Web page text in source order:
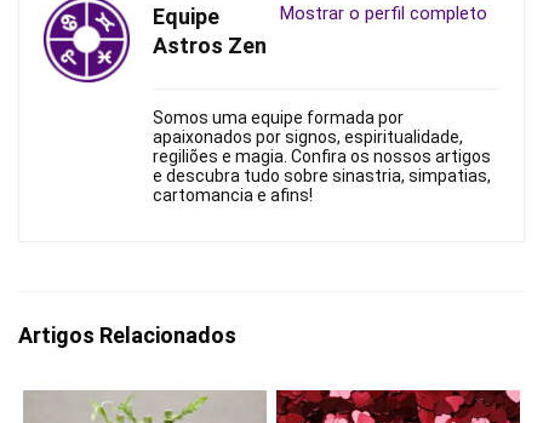
Mostrar o perfil completo
Equipe
Astros Zen
Somos uma equipe formada por
apaixonados por signos, espiritualidade,
regiliões e magia. Confira os nossos artigos
e descubra tudo sobre sinastria, simpatias,
cartomancia e afins!
Artigos Relacionados